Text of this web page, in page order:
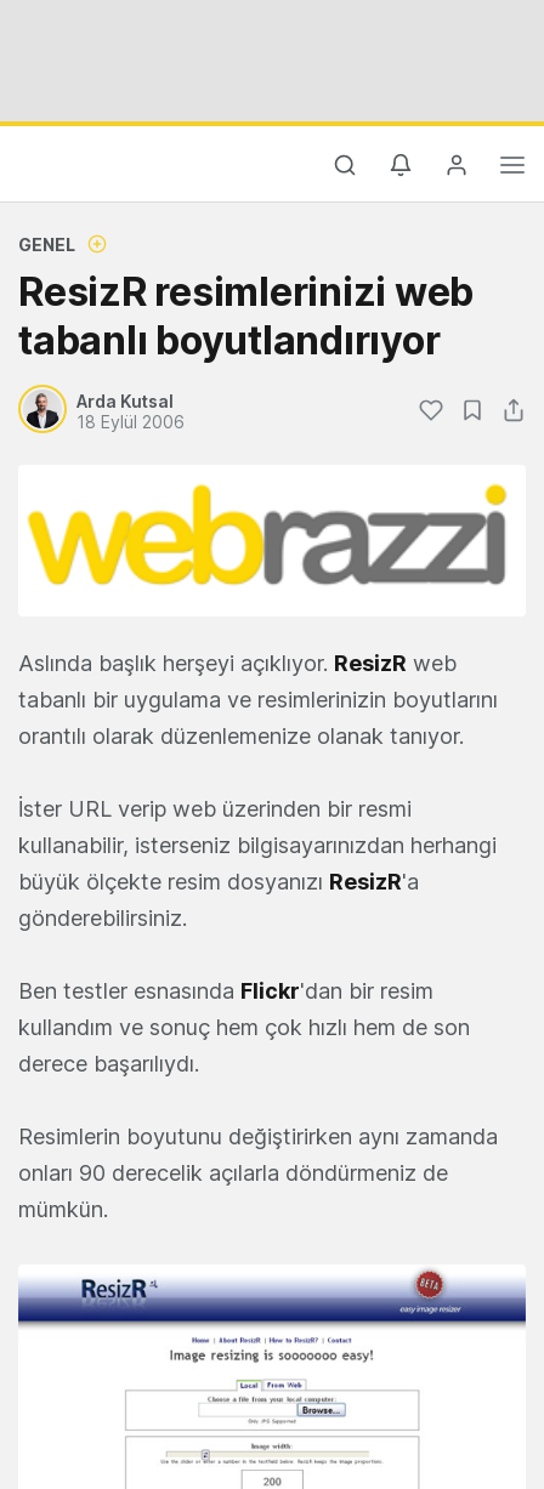
GENEL
ResizR resimlerinizi web
tabanlı boyutlandırıyor
Arda Kutsal
18 Eylül 2006
Aslında başlık herşeyi açıklıyor. ResizR web
tabanlı bir uygulama ve resimlerinizin boyutlarını
orantılı olarak düzenlemenize olanak tanıyor.
İster URL verip web üzerinden bir resmi
kullanabilir, isterseniz bilgisayarınızdan herhangi
büyük ölçekte resim dosyanızı ResizR'a
gönderebilirsiniz.
Ben testler esnasında Flickr'dan bir resim
kullandım ve sonuç hem çok hızlı hem de son
derece başarılıydı.
Resimlerin boyutunu değiştirirken aynı zamanda
onları 90 derecelik açılarla döndürmeniz de
mümkün.